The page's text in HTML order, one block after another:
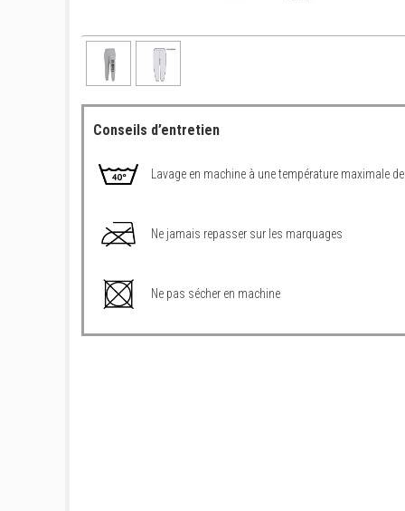
Conseils d’entretien
Lavage en machine à une température maximale
Ne jamais repasser sur les marquages
Ne pas sécher en machine